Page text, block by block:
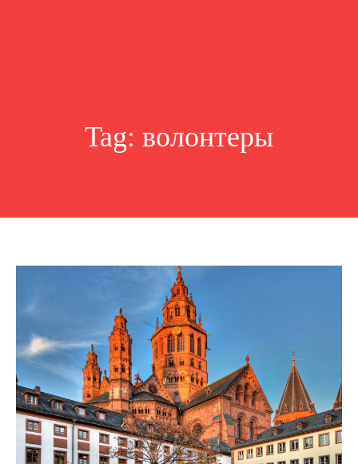
Tag: волонтеры